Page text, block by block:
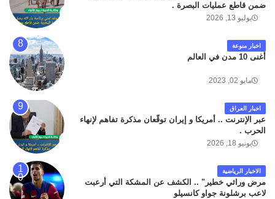
ضمن قاطع عمليات البصرة .
يوليو 13, 2026
اخبار منوعة
أغنى 10 مدن في العالم
مايو 02, 2023
اخبار العراق
عبر الإنترنت .. أمريكا و إيران توقّعان مذكرة تفاهم لإنهاء
الحرب .
يونيو 18, 2026
الاخبار الرياضية
مرض وراثي خطير" .. الكشف عن المشكة التي أرعبت
لاعب برشلونة جواو كانسيلو